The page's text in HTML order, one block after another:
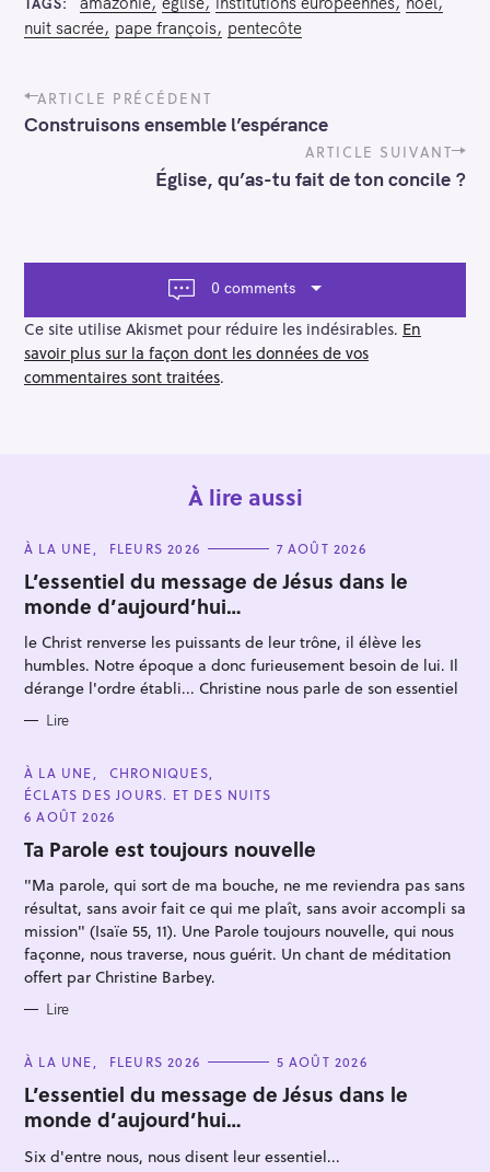
nuit sacrée pape françois pentecôte
P
o
s
g
t
i
o
n
ARTICLE PRÉCÉDENT
Construisons ensemble l’espérance
ARTICLE SUIVANT
Église, qu’as-tu fait de ton concile ?
0 comments
Ce site utilise Akismet pour réduire les indésirables. En
savoir plus sur la façon dont les données de vos
commentaires sont traitées.
À lire aussi
C
T
E
G
O
R
I
E
S
À LA UNE FLEURS 2026 7 AOÛT 2026
L’essentiel du message de Jésus dans le
monde d’aujourd’hui…
le Christ renverse les puissants de leur trône, il élève les
humbles. Notre époque a donc furieusement besoin de lui. Il
dérange l'ordre établi... Christine nous parle de son essentiel
Lire
C
A
T
E
O
R
E
À LA UNE
CHRONIQUES
ÉCLATS DES JOURS. ET DES NUITS
6 AOÛT 2026
Ta Parole est toujours nouvelle
"Ma parole, qui sort de ma bouche, ne me reviendra pas sans
résultat, sans avoir fait ce qui me plaît, sans avoir accompli sa
mission" (Isaïe 55, 11). Une Parole toujours nouvelle, qui nous
façonne, nous traverse, nous guérit. Un chant de méditation
offert par Christine Barbey.
Lire
C
T
E
G
O
I
À LA UNE FLEURS 2026 5 AOÛT 2026
L’essentiel du message de Jésus dans le
monde d’aujourd’hui…
Six d'entre nous, nous disent leur essentiel...